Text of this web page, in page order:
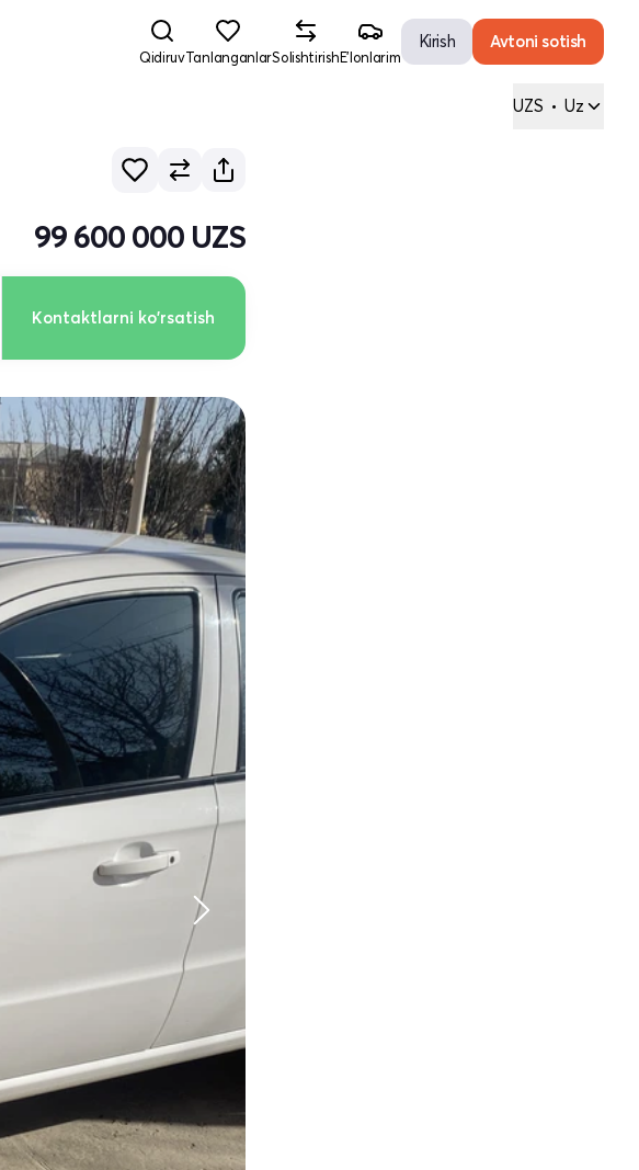
QidiruvTanlanganlarSolishtirishE'lonlarim
Kirish Avtoni sotish
UZS • Uz
99 600 000 UZS
Kontaktlarni ko'rsatish